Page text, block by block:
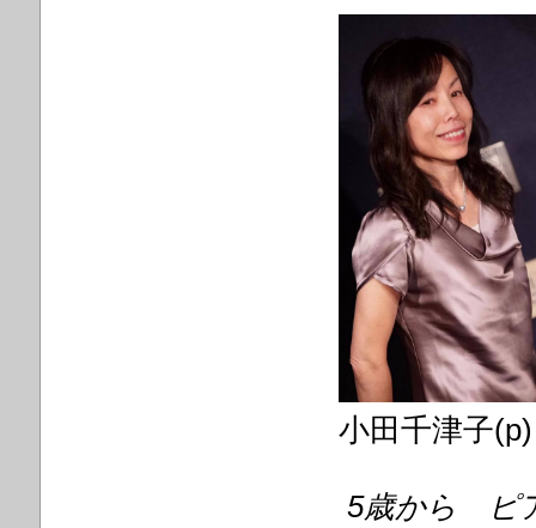
小田千津子(p)
5歳から ピ